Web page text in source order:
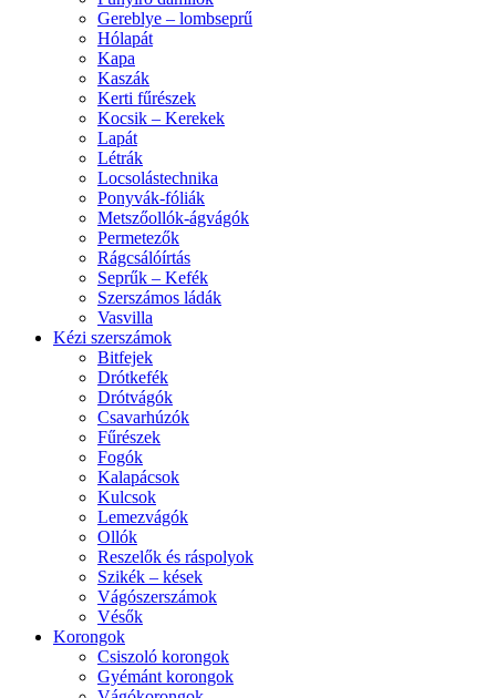
Gereblye – lombseprű
Hólapát
Kapa
Kaszák
Kerti fűrészek
Kocsik – Kerekek
Lapát
Létrák
Locsolástechnika
Ponyvák-fóliák
Metszőollók-ágvágók
Permetezők
Rágcsálóírtás
Seprűk – Kefék
Szerszámos ládák
Vasvilla
Kézi szerszámok
Bitfejek
Drótkefék
Drótvágók
Csavarhúzók
Fűrészek
Fogók
Kalapácsok
Kulcsok
Lemezvágók
Ollók
Reszelők és ráspolyok
Szikék – kések
Vágószerszámok
Vésők
Korongok
Csiszoló korongok
Gyémánt korongok